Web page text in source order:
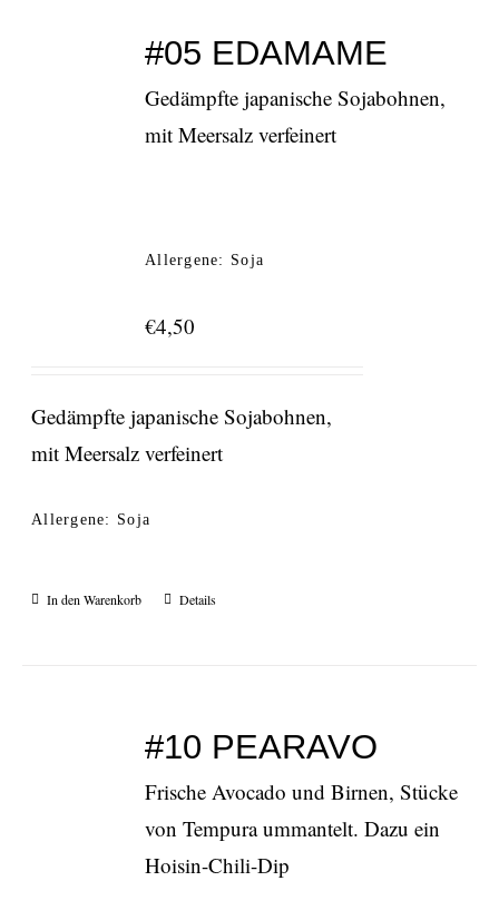
#05 EDAMAME
Gedämpfte japanische Sojabohnen,
mit Meersalz verfeinert
Allergene: Soja
€4,50
Gedämpfte japanische Sojabohnen,
mit Meersalz verfeinert
Allergene: Soja
In den Warenkorb Details
#10 PEARAVO
Frische Avocado und Birnen, Stücke
von Tempura ummantelt. Dazu ein
Hoisin-Chili-Dip